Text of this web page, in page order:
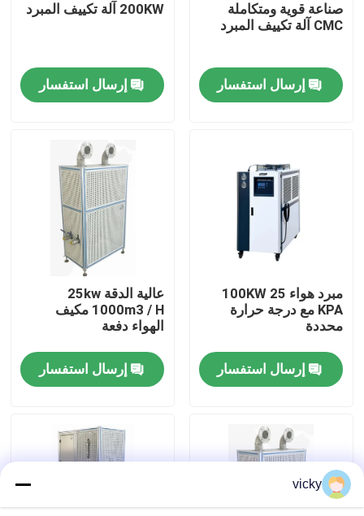
المنتجات
جولة في المصنع
مراقبة الجودة
اتصل بنا
أخبار
مقياس قوة عزم الدوران
دينامومتر عالي السرعة
صناعة قوية ومتكاملة
CMC آلة تكييف المبرد
إرسال استفسار
200KW آلة تكييف المبرد
إرسال استفسار
مبرد هواء 100KW 25
KPA مع درجة حرارة
محددة
إرسال استفسار
عالية الدقة 25kw
1000m3 / H مكيف
الهواء دفعة
إرسال استفسار
vicky